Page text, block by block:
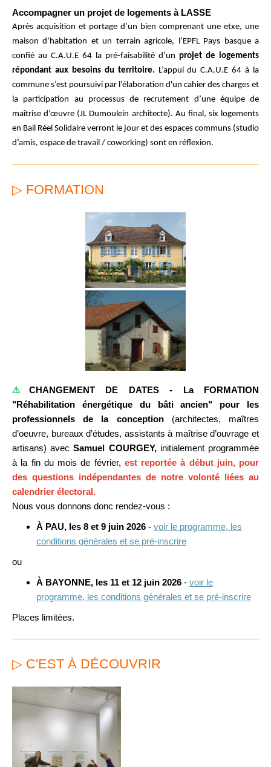
Accompagner un projet de logements à LASSE
Après acquisition et portage d’un bien comprenant une etxe, une
maison d’habitation et un terrain agricole, l’EPFL Pays basque a
confié au C.A.U.E 64 la pré-faisabilité d’un projet de logements
répondant aux besoins du territoire. L’appui du C.A.U.E 64 à la
commune s’est poursuivi par l’élaboration d'un cahier des charges et
la participation au processus de recrutement d’une équipe de
maîtrise d’œuvre (JL Dumoulein architecte). Au final, six logements
en Bail Réel Solidaire verront le jour et des espaces communs (studio
d’amis, espace de travail / coworking) sont en réflexion.
▷ FORMATION
⚠️ CHANGEMENT DE DATES -
La FORMATION
"Réhabilitation énergétique du bâti ancien" pour les
professionnelsde la conception (architectes, maîtres
d’oeuvre, bureaux d’études, assistants à maîtrise d’ouvrage et
artisans) avecSamuel COURGEY, initialement programmée
à la fin du mois de février, est reportée à début juin, pour
des questions indépendantes de notre volonté liées au
calendrier électoral.
Nous vous donnons donc rendez-vous :
À PAU, les 8 et 9 juin 2026 - voir le programme, les
conditions générales et se pré-inscrire
ou
À BAYONNE, les 11 et 12 juin 2026 - voir le
programme, les conditions générales et se pré-inscrire
Places limitées.
▷ C'EST À DÉCOUVRIR